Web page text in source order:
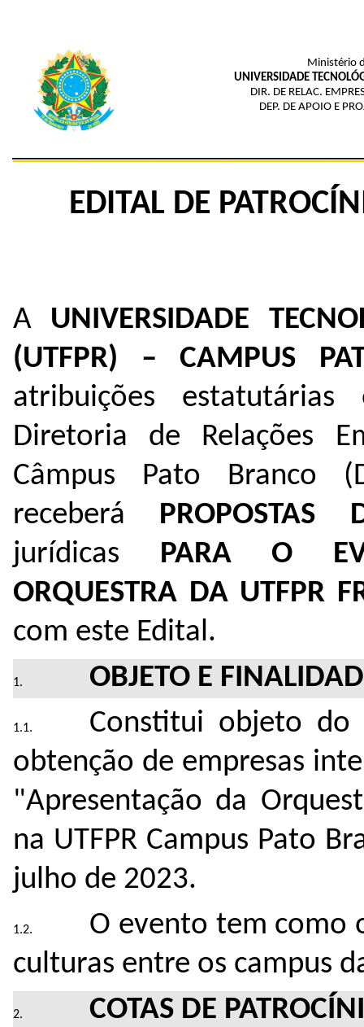
Ministério
UNIVERSIDADE
DIR. DE RELAC.
DEP. DE APOIO E
EDITAL DE
A UNIVERSIDADE
(UTFPR) – CAMPUS
atribuições
Diretoria de Relações
Câmpus Pato Branco
receberá
jurídicas PARA O
ORQUESTRA DA UTFPR
com este Edital.
OBJETO E
Constitui objeto do
obtenção de empresas
"Apresentação da
na UTFPR Campus Pato
julho de 2023.
O evento tem como
culturas entre os campus
COTAS DE